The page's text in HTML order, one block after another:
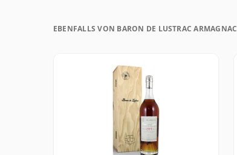
EBENFALLS VON BARON DE LUSTRAC ARMAGNAC